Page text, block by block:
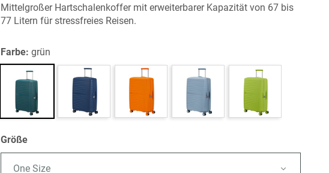
Mittelgroßer Hartschalenkoffer mit erweiterbarer Kapazität von 67 bis
77 Litern für stressfreies Reisen.
Farbe:grün
Größe
One Size